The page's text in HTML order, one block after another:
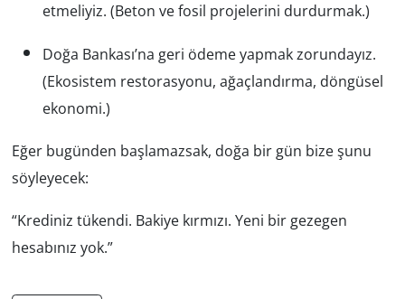
etmeliyiz. (Beton ve fosil projelerini durdurmak.)
Doğa Bankası’na geri ödeme yapmak zorundayız.
(Ekosistem restorasyonu, ağaçlandırma, döngüsel
ekonomi.)
Eğer bugünden başlamazsak, doğa bir gün bize şunu
söyleyecek:
“Krediniz tükendi. Bakiye kırmızı. Yeni bir gezegen
hesabınız yok.”